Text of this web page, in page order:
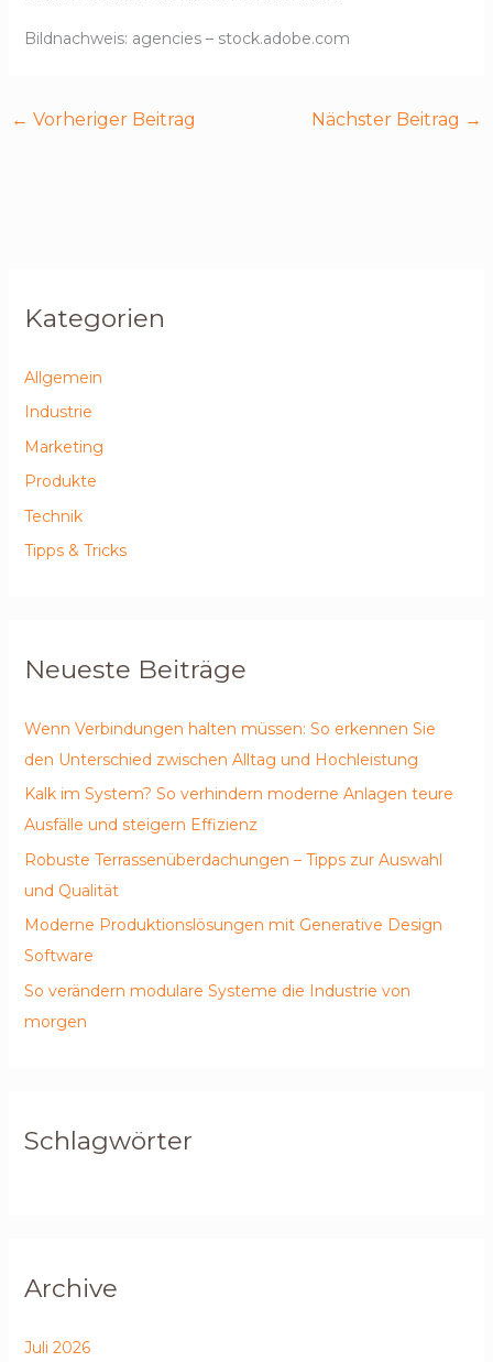
Bildnachweis: agencies– stock.adobe.com
← Vorheriger Beitrag Nächster Beitrag →
Kategorien
Allgemein
Industrie
Marketing
Produkte
Technik
Tipps & Tricks
Neueste Beiträge
Wenn Verbindungen halten müssen: So erkennen Sie
den Unterschied zwischen Alltag und Hochleistung
Kalk im System? So verhindern moderne Anlagen teure
Ausfälle und steigern Effizienz
Robuste Terrassenüberdachungen – Tipps zur Auswahl
und Qualität
Moderne Produktionslösungen mit Generative Design
Software
So verändern modulare Systeme die Industrie von
morgen
Schlagwörter
Archive
Juli 2026